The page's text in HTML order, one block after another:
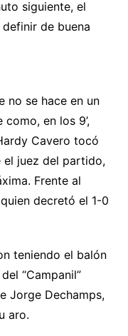
siguiente, el
de buena
no se hace en un
en los 9’,
Cavero tocó
el juez del partido,
Frente al
decretó el 1-0
teniendo el balón
“Campanil”
Jorge Dechamps,
aro.